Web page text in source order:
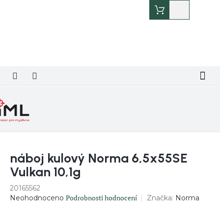
košík
náboj kulový Norma 6,5x55SE
Vulkan 10,1g
20165562
Průměrné
Neohodnoceno Podrobnosti hodnocení Značka: Norma